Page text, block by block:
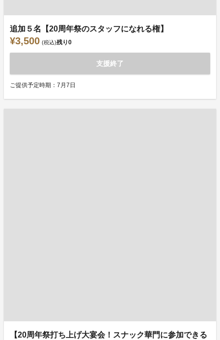
追加５名【20周年祭のスタッフになれる権】
¥3,500 (税込)残り0
支援終了
ご提供予定時期：7月7日
【20周年祭打ち上げ大宴会！スナック華門に参加できる